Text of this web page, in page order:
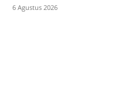
6 Agustus 2026